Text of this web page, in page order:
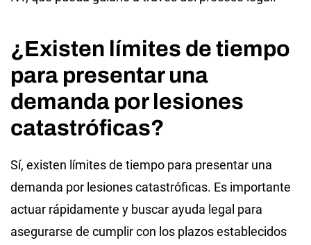
¿Existen límites de tiempo
para presentar una
demanda por lesiones
catastróficas?
Sí, existen límites de tiempo para presentar una
demanda por lesiones catastróficas. Es importante
actuar rápidamente y buscar ayuda legal para
asegurarse de cumplir con los plazos establecidos